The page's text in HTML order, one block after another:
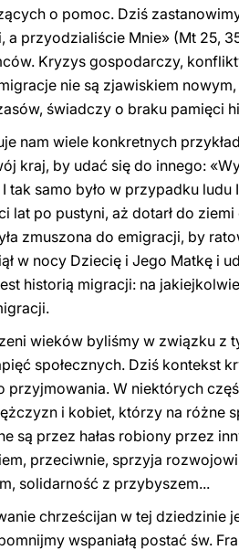
o pomoc. Dziś
a przyodzialiście Mnie» (Mt 25,
Kryzys gospodarczy,
nie są zjawiskiem
świadczy o braku pamięci
nam wiele konkretnych
kraj, by udać się do innego:
I tak samo było w przypadku
lat po pustyni, aż dotarł do
zmuszona do emigracji, by
w nocy Dziecię i Jego Matkę i
historią migracji: na
wieków byliśmy w związku z
społecznych. Dziś kontekst
przyjmowania. W niektórych
i kobiet, którzy na różne
są przez hałas robiony przez
przeciwnie, sprzyja
solidarność z przybyszem...
chrześcijan w tej dziedzinie
wspaniałą postać św.